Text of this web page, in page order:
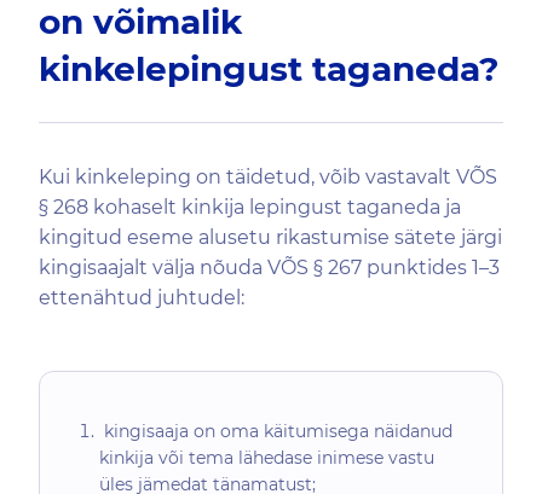
on võimalik
kinkelepingust taganeda?
Kui kinkeleping on täidetud, võib vastavalt VÕS
§ 268 kohaselt kinkija lepingust taganeda ja
kingitud eseme alusetu rikastumise sätete järgi
kingisaajalt välja nõuda VÕS § 267 punktides 1–3
ettenähtud juhtudel:
kingisaaja on oma käitumisega näidanud
kinkija või tema lähedase inimese vastu
üles jämedat tänamatust;